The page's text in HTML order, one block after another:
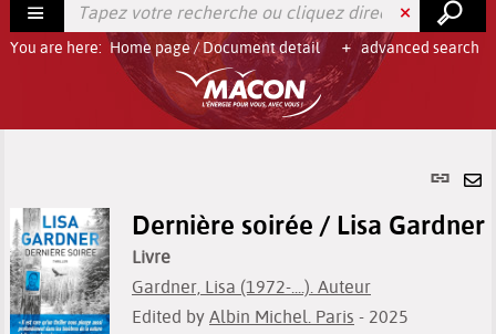
advanced search
You are here: Home page/Document detail
link
by
Dernière soirée / Lisa Gardner
Livre
Gardner, Lisa (1972-....). Auteur
Edited by Albin Michel. Paris - 2025